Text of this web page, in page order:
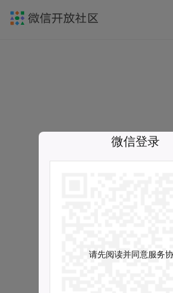
微信登录
请先阅读并同意服务